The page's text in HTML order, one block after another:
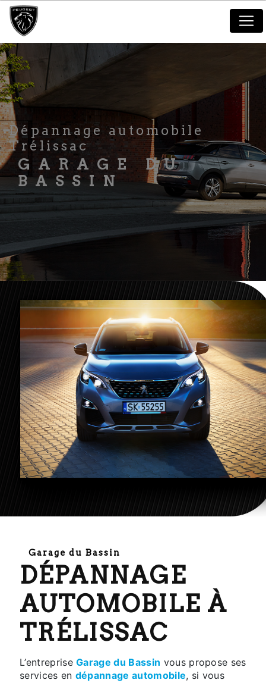
dépannage automobile
Trélissac
GARAGE DU
BASSIN
Garage du Bassin
DÉPANNAGE
AUTOMOBILE À
TRÉLISSAC
L’entrepriseGarage du Bassin vous propose ses
services en dépannage automobile, si vous
Panneau de gestion des cookies